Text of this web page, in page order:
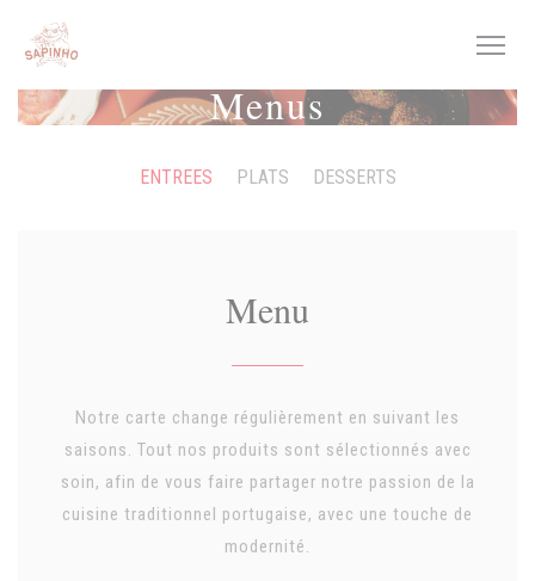
Menus
ENTREES PLATS DESSERTS
Menu
Notre carte change régulièrement en suivant les
saisons. Tout nos produits sont sélectionnés avec
soin, afin de vous faire partager notre passion de la
cuisine traditionnel portugaise, avec une touche de
modernité.